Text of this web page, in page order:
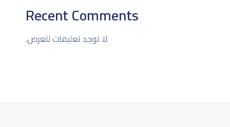
Recent Comments
لا توجد تعليقات للعرض.